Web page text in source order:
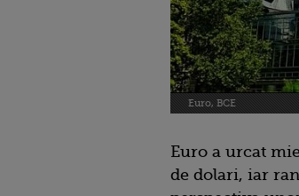
Euro, BCE
Euro a urcat
de dolari, iar